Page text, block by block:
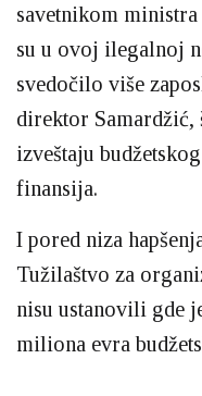
savetnikom
su u ovoj ilegalnoj
svedočilo više
direktor Samardžić,
izveštaju
finansija.
I pored niza
Tužilaštvo za
nisu ustanovili gde
miliona evra